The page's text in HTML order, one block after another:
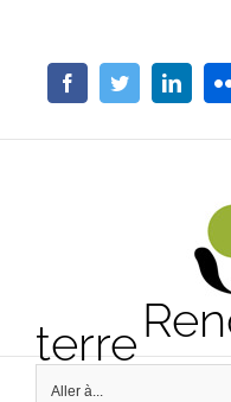
contenuFacebookTwitter
terre
Aller à...